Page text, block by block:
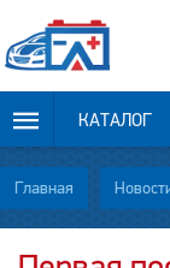
КАТАЛОГ
ОПЛАТА И
ДОСТАВКА
Главная